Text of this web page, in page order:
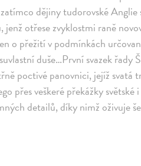
dějiny tudorovské
otřese zvyklostmi raně
o přežití v podmínkách
duše…První svazek řady
poctivé panovnici, jejíž svatá
přes veškeré překážky
detailů, díky nimž oživuje